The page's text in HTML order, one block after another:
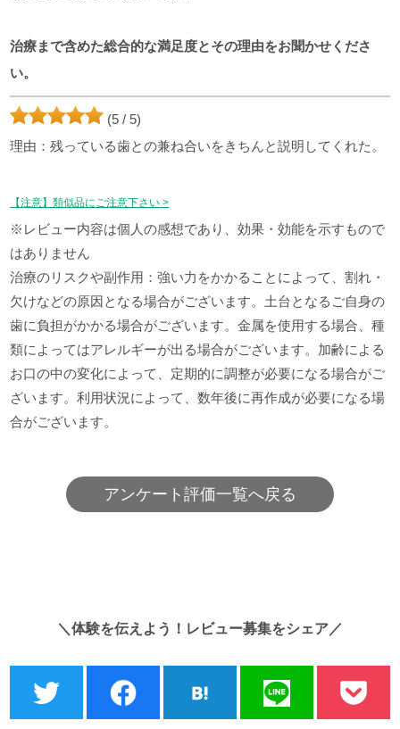
治療まで含めた総合的な満足度とその理由をお聞かせくださ
い。
(5 / 5)
理由：残っている歯との兼ね合いをきちんと説明してくれた。
【注意】類似品にご注意下さい >
※レビュー内容は個人の感想であり、効果・効能を示すもので
はありません
治療のリスクや副作用：強い力をかかることによって、割れ・
欠けなどの原因となる場合がございます。土台となるご自身の
歯に負担がかかる場合がございます。金属を使用する場合、種
類によってはアレルギーが出る場合がございます。加齢による
お口の中の変化によって、定期的に調整が必要になる場合がご
ざいます。利用状況によって、数年後に再作成が必要になる場
合がございます。
アンケート評価一覧へ戻る
＼体験を伝えよう！レビュー募集をシェア／